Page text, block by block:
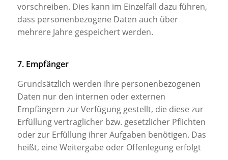
vorschreiben. Dies kann im Einzelfall dazu führen,
dass personenbezogene Daten auch über
mehrere Jahre gespeichert werden.
7. Empfänger
Grundsätzlich werden Ihre personenbezogenen
Daten nur den internen oder externen
Empfängern zur Verfügung gestellt, die diese zur
Erfüllung vertraglicher bzw. gesetzlicher Pflichten
oder zur Erfüllung ihrer Aufgaben benötigen. Das
heißt, eine Weitergabe oder Offenlegung erfolgt